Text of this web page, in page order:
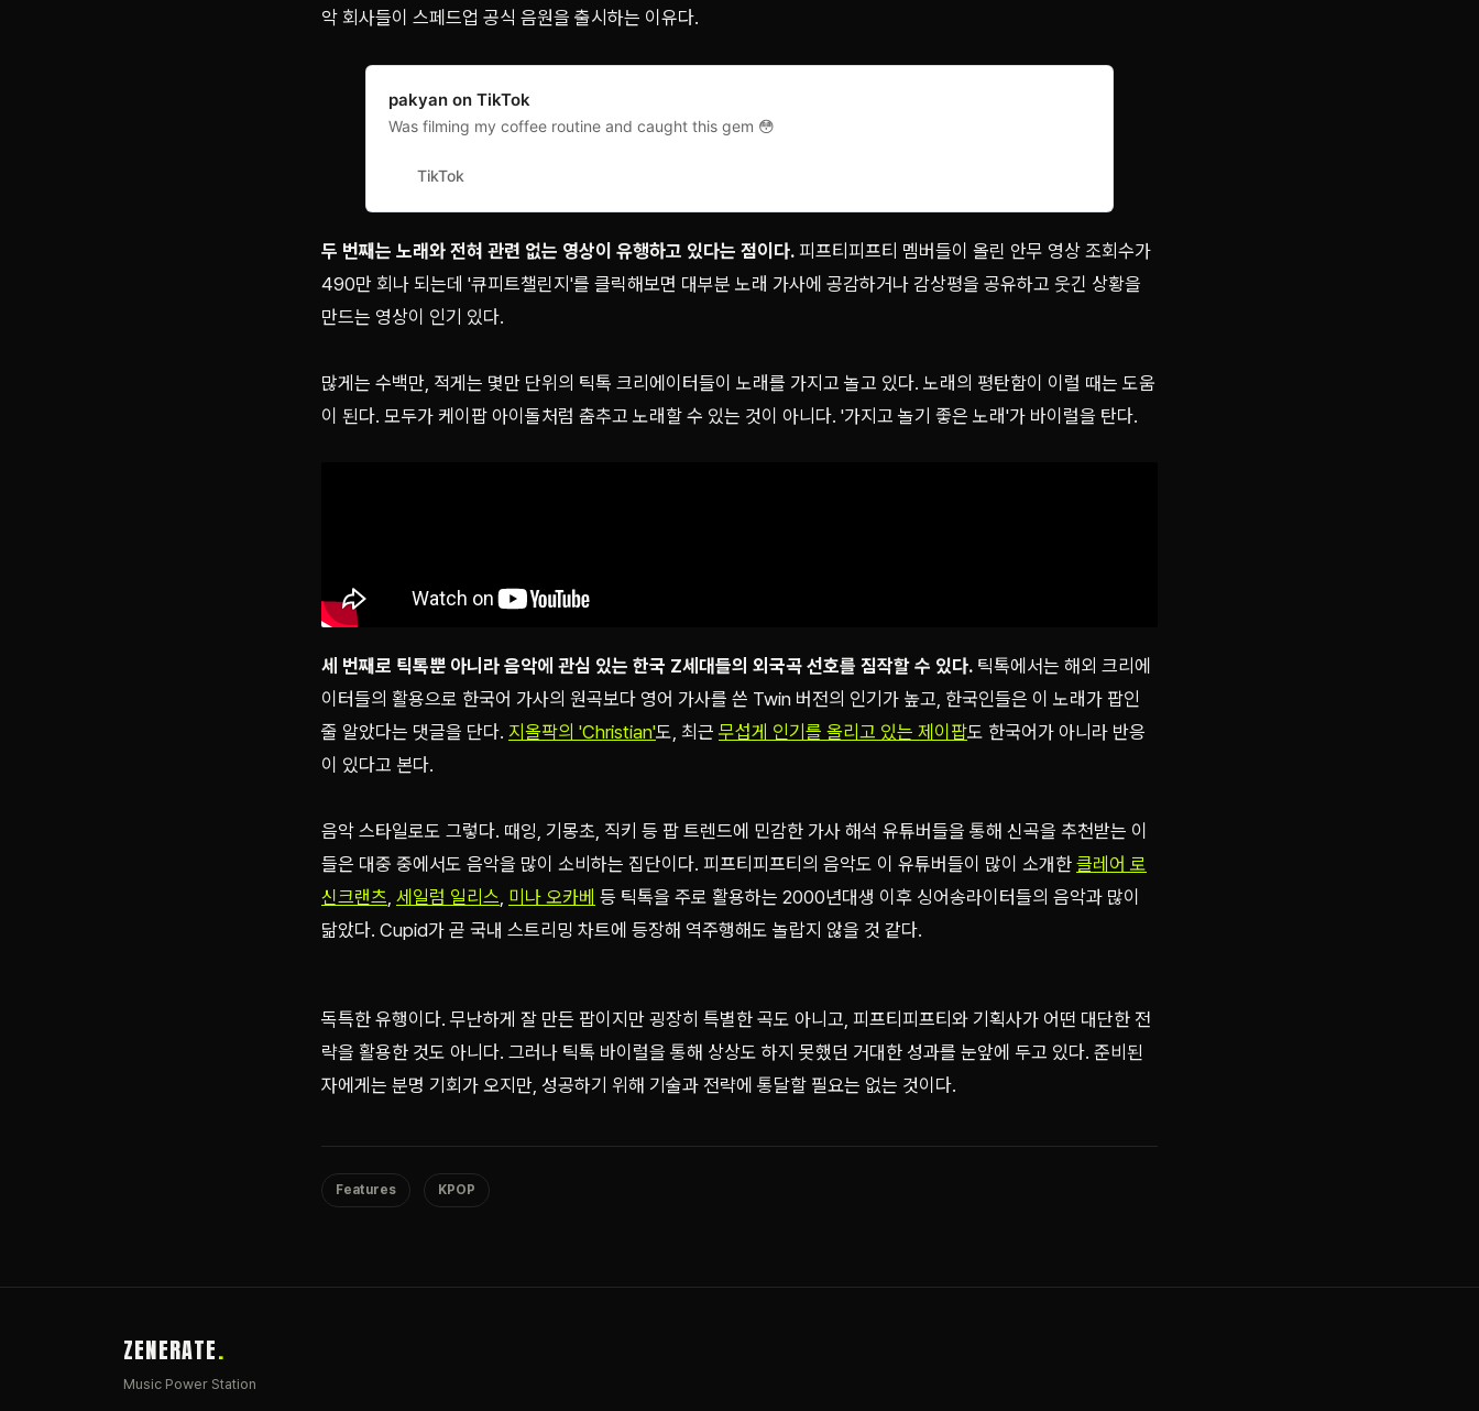
악 회사들이 스페드업 공식 음원을 출시하는 이유다.
pakyan on TikTok
Was filming my coffee routine and caught this gem 😳
TikTok
두 번째는 노래와 전혀 관련 없는 영상이 유행하고 있다는 점이다. 피프티피프티 멤버들이 올린 안무 영상 조회수가
490만 회나 되는데 '큐피트챌린지'를 클릭해보면 대부분 노래 가사에 공감하거나 감상평을 공유하고 웃긴 상황을
만드는 영상이 인기 있다.
많게는 수백만, 적게는 몇만 단위의 틱톡 크리에이터들이 노래를 가지고 놀고 있다. 노래의 평탄함이 이럴 때는 도움
이 된다. 모두가 케이팝 아이돌처럼 춤추고 노래할 수 있는 것이 아니다. '가지고 놀기 좋은 노래'가 바이럴을 탄다.
세 번째로 틱톡뿐 아니라 음악에 관심 있는 한국 Z세대들의 외국곡 선호를 짐작할 수 있다. 틱톡에서는 해외 크리에
이터들의 활용으로 한국어 가사의 원곡보다 영어 가사를 쓴 Twin 버전의 인기가 높고, 한국인들은 이 노래가 팝인
줄 알았다는 댓글을 단다. 지올팍의 'Christian'도, 최근 무섭게 인기를 올리고 있는 제이팝도 한국어가 아니라 반응
이 있다고 본다.
음악 스타일로도 그렇다. 때잉, 기몽초, 직키 등 팝 트렌드에 민감한 가사 해석 유튜버들을 통해 신곡을 추천받는 이
들은 대중 중에서도 음악을 많이 소비하는 집단이다. 피프티피프티의 음악도 이 유튜버들이 많이 소개한 클레어 로
신크랜츠, 세일럼 일리스, 미나 오카베 등 틱톡을 주로 활용하는 2000년대생 이후 싱어송라이터들의 음악과 많이
닮았다. Cupid가 곧 국내 스트리밍 차트에 등장해 역주행해도 놀랍지 않을 것 같다.
독특한 유행이다. 무난하게 잘 만든 팝이지만 굉장히 특별한 곡도 아니고, 피프티피프티와 기획사가 어떤 대단한 전
략을 활용한 것도 아니다. 그러나 틱톡 바이럴을 통해 상상도 하지 못했던 거대한 성과를 눈앞에 두고 있다. 준비된
자에게는 분명 기회가 오지만, 성공하기 위해 기술과 전략에 통달할 필요는 없는 것이다.
Features KPOP
ZENERATE
Music Power Station